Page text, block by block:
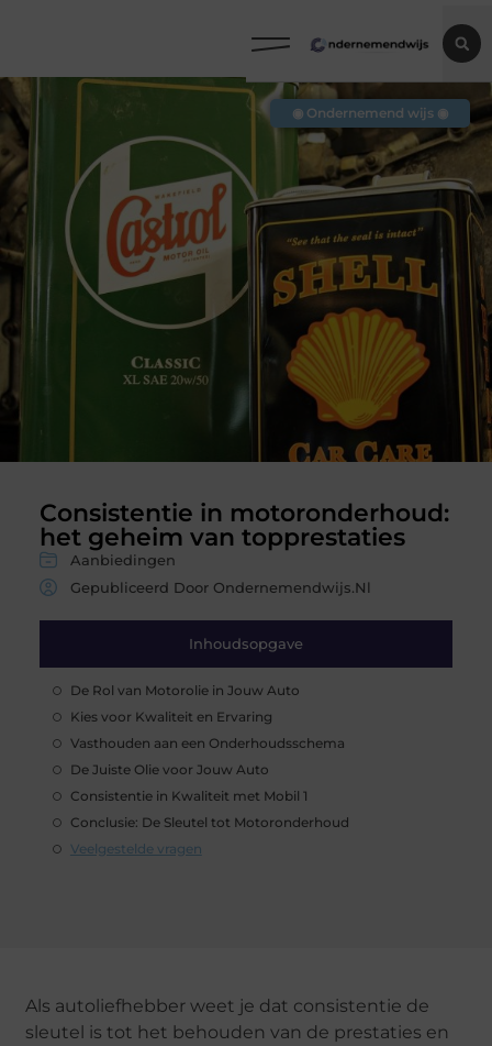
Consistentie in motoronderhoud:
het geheim van topprestaties
Aanbiedingen
Gepubliceerd Door Ondernemendwijs.nl
Inhoudsopgave
De Rol van Motorolie in Jouw Auto
Kies voor Kwaliteit en Ervaring
Vasthouden aan een Onderhoudsschema
De Juiste Olie voor Jouw Auto
Consistentie in Kwaliteit met Mobil 1
Conclusie: De Sleutel tot Motoronderhoud
Veelgestelde vragen
◉ Ondernemend wijs ◉
Als autoliefhebber weet je dat consistentie de
sleutel is tot het behouden van de prestaties en